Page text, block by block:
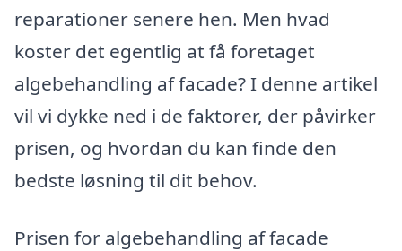
reparationer senere hen. Men hvad
koster det egentlig at få foretaget
algebehandling af facade? I denne artikel
vil vi dykke ned i de faktorer, der påvirker
prisen, og hvordan du kan finde den
bedste løsning til dit behov.
Prisen for algebehandling af facade